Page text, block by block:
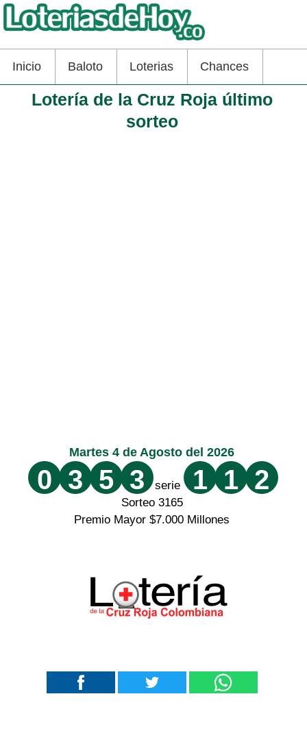
Inicio Baloto Loterias Chances
Lotería de la Cruz Roja último
sorteo
Martes 4 de Agosto del 2026
0 3 5 3 serie 1 1 2
Sorteo 3165
Premio Mayor $7.000 Millones